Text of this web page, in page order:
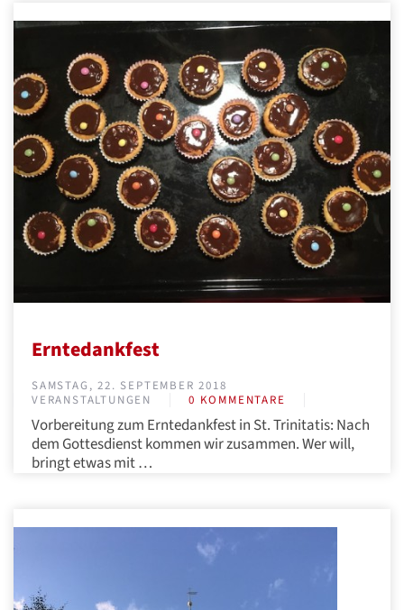
Erntedankfest
SAMSTAG, 22. SEPTEMBER 2018
VERANSTALTUNGEN
0 KOMMENTARE
Vorbereitung zum Erntedankfest in St. Trinitatis: Nach
dem Gottesdienst kommen wir zusammen. Wer will,
bringt etwas mit…